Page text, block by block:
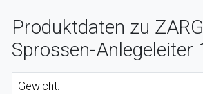
Produktdaten zu
Sprossen-Anlegeleiter
Gewicht: